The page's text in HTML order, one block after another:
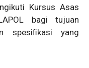
Kursus Asas
bagi tujuan
spesiﬁkasi yang